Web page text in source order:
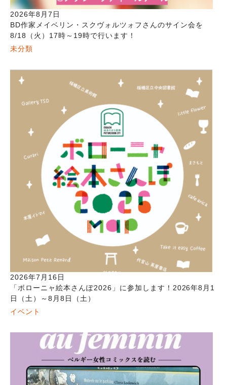
2026年8月7日
BD作家メイベリン・スクヴォルツォフさんのサイン会を
8/18（火）17時～19時で行います！
未分類
2026年7月16日
「ボローニャ絵本さんぽ2026」に参加します！2026年8月1
日（土）～8月8日（土）
イベント